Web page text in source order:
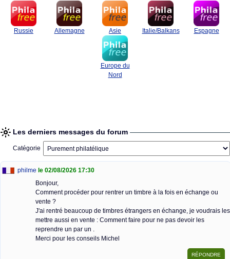
Russie Allemagne Asie Italie/Balkans Espagne
Europe du
Nord
Les derniers messages du forum
Catégorie
philme le 02/08/2026 17:30
Bonjour,
Comment procéder pour rentrer un timbre à la fois en échange ou
vente ?
J'ai rentré beaucoup de timbres étrangers en échange, je voudrais les
mettre aussi en vente : Comment faire pour ne pas devoir les
reprendre un par un .
Merci pour les conseils Michel